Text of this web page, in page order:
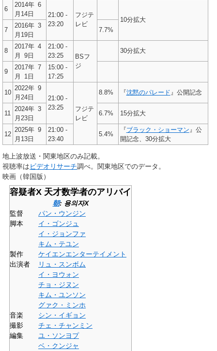
6
2014年 6
月14日
21:00 -
23:20
フジテ
レビ
10分拡大
7
2016年 3
月19日
7.7%
8
2017年 4
月
9日
21:00 -
23:25
BSフ
ジ
30分拡大
9
2017年 7
月
1日
15:00 -
17:25
10
2022年 9
月24日
21:00 -
23:25
フジテ
レビ
8.8% 『沈黙のパレード 』公開記念
11
2024年 3
月23日
6.7% 15分拡大
12
2025年 9
月13日
21:00 -
23:40
5.4%
『ブラック・ショーマン 』公
開記念、30分拡大
地上波放送・関東地区のみ記載。
視聴率はビデオリサーチ調べ。関東地区でのデータ。
映画（韓国版）
容疑者X 天才数学者のアリバイ
朝: 용의자X
監督
パン・ウンジン
脚本
イ・ゴンジュ
イ・ジョンファ
キム・テユン
製作
ケイエンエンターテイメント
出演者
リュ・スンボム
イ・ヨウォン
チョ・ジヌン
キム・ユンソン
グァク・ミンホ
音楽
シン・イギョン
撮影
チェ・チャンミン
編集
ユ・ソンヨプ
ベ・クンジャ